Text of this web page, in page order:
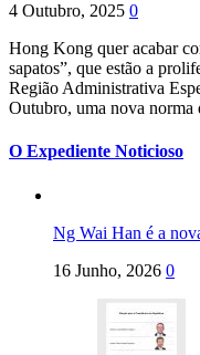
4 Outubro, 2025 0
Hong Kong quer acabar
sapatos”, que estão a
Região Administrativa
Outubro, uma nova norma
O Expediente Noticioso
Ng Wai Han é a
16 Junho, 2026 0